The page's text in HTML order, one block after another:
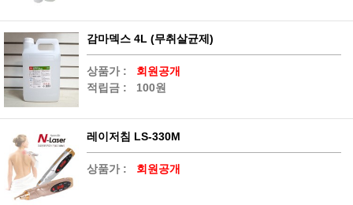
감마덱스 4L (무취살균제)
상품가 :
회원공개
적립금 :
100원
레이저침 LS-330M
상품가 : 회원공개